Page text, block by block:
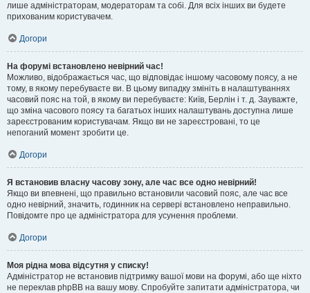
лише адміністраторам, модераторам та собі. Для всіх інших ви будете
прихованим користувачем.
Догори
На форумі встановлено невірний час!
Можливо, відображається час, що відповідає іншому часовому поясу, а не
тому, в якому перебуваєте ви. В цьому випадку змініть в налаштуваннях
часовий пояс на той, в якому ви перебуваєте: Київ, Берлін і т. д. Зауважте,
що зміна часового поясу та багатьох інших налаштувань доступна лише
зареєстрованим користувачам. Якщо ви не зареєстровані, то це
непоганий момент зробити це.
Догори
Я встановив власну часову зону, але час все одно невірний!
Якщо ви впевнені, що правильно встановили часовий пояс, але час все
одно невірний, значить, годинник на сервері встановлено неправильно.
Повідомте про це адміністратора для усунення проблеми.
Догори
Моя рідна мова відсутня у списку!
Адміністратор не встановив підтримку вашої мови на форумі, або ще ніхто
не переклав phpBB на вашу мову. Спробуйте запитати адміністратора, чи